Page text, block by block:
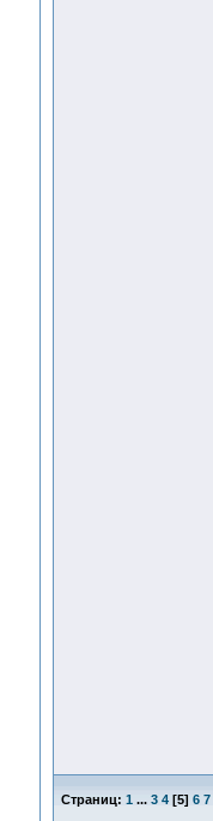
Страниц: 1 ... 3 4[5] 6 7